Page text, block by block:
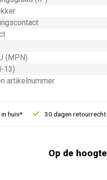
(MPN)
13)
artikelnummer
30 dagen retourrecht
Op de